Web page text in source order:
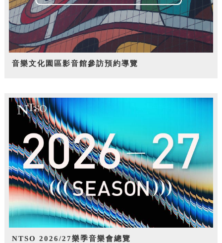
音樂文化園區影音館參訪預約導覽
NTSO 2026/27樂季音樂會總覽